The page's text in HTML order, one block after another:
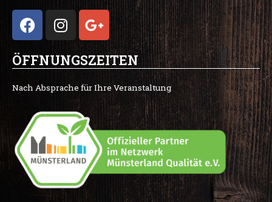
F
a
e
o
k
I
n
t
g
r
a
m
G
o
g
e
p
l
u
s
ÖFFNUNGSZEITEN
Nach Absprache für Ihre Veranstaltung